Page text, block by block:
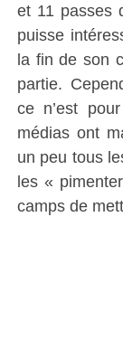
et 11 passes
puisse
la fin de son
partie.
ce n’est
médias ont
un peu tous
les «
camps de